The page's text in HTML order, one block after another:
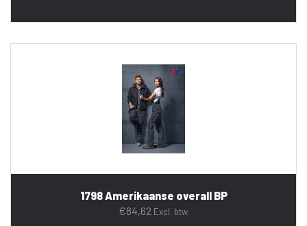
1798 Amerikaanse overall BP
€84,62 Excl. btw.